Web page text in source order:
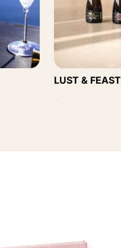
LUST & FEAST